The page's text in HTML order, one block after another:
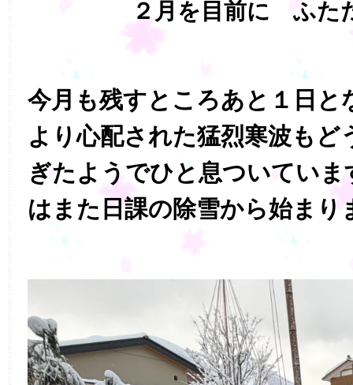
２月を目前に ふた
今月も残すところあと１日と
より心配された猛烈寒波もど
ぎたようでひと息ついてい
はまた日課の除雪から始まり